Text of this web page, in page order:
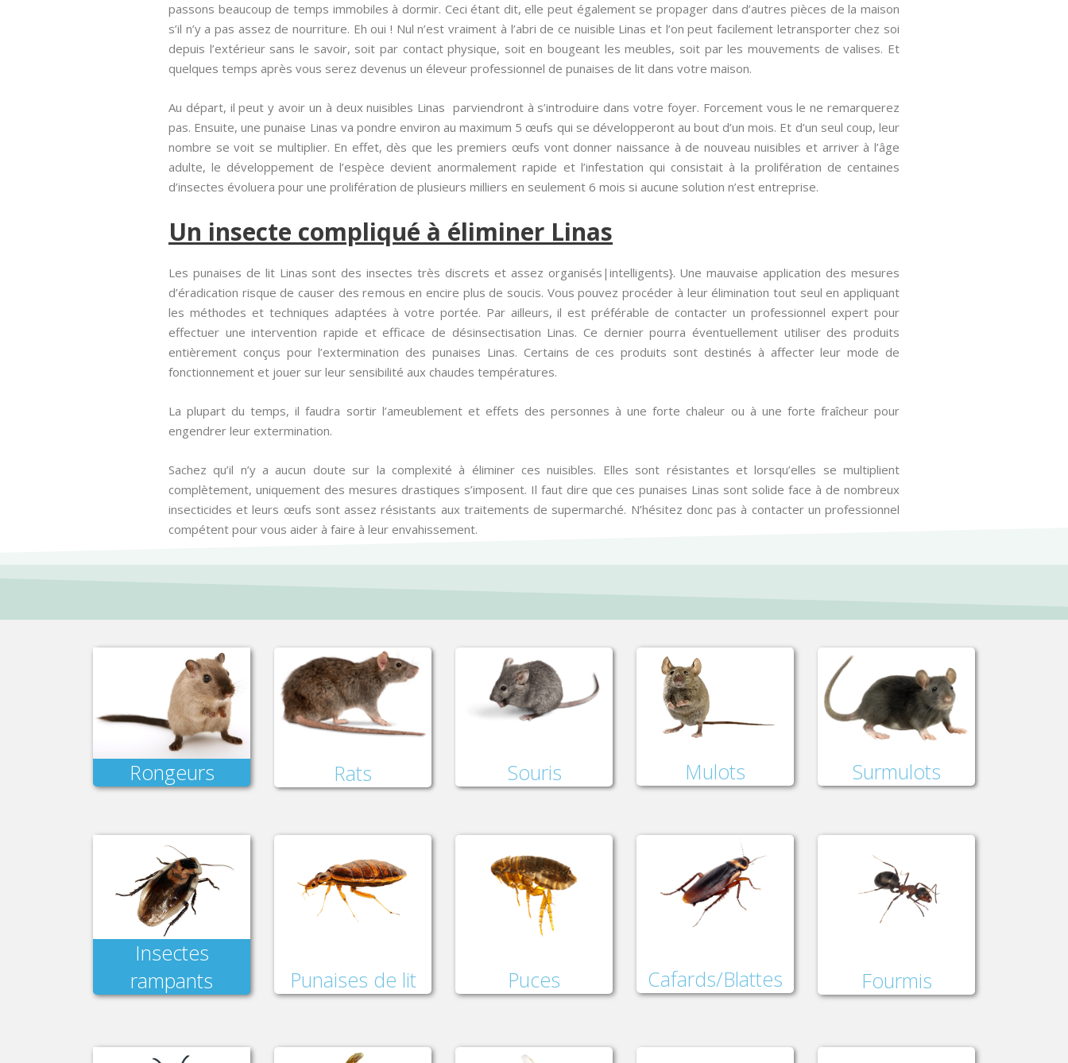
passons beaucoup de temps immobiles à dormir. Ceci étant dit, elle peut également se propager dans d’autres pièces de la maison
s’il n’y a pas assez de nourriture. Eh oui ! Nul n’est vraiment à l’abri de ce nuisible Linas et l’on peut facilement letransporter chez soi
depuis l’extérieur sans le savoir, soit par contact physique, soit en bougeant les meubles, soit par les mouvements de valises. Et
quelques temps après vous serez devenus un éleveur professionnel de punaises de lit dans votre maison.
Au départ, il peut y avoir un à deux nuisibles Linas parviendront à s’introduire dans votre foyer. Forcement vous le ne remarquerez
pas. Ensuite, une punaise Linas va pondre environ au maximum 5 œufs qui se développeront au bout d’un mois. Et d’un seul coup, leur
nombre se voit se multiplier. En effet, dès que les premiers œufs vont donner naissance à de nouveau nuisibles et arriver à l’âge
adulte, le développement de l’espèce devient anormalement rapide et l’infestation qui consistait à la prolifération de centaines
d’insectes évoluera pour une prolifération de plusieurs milliers en seulement 6 mois si aucune solution n’est entreprise.
Un insecte compliqué à éliminer Linas
Les punaises de lit Linas sont des insectes très discrets et assez organisés|intelligents}. Une mauvaise application des mesures
d’éradication risque de causer des remous en encire plus de soucis. Vous pouvez procéder à leur élimination tout seul en appliquant
les méthodes et techniques adaptées à votre portée. Par ailleurs, il est préférable de contacter un professionnel expert pour
effectuer une intervention rapide et efficace de désinsectisation Linas. Ce dernier pourra éventuellement utiliser des produits
entièrement conçus pour l’extermination des punaises Linas. Certains de ces produits sont destinés à affecter leur mode de
fonctionnement et jouer sur leur sensibilité aux chaudes températures.
La plupart du temps, il faudra sortir l’ameublement et effets des personnes à une forte chaleur ou à une forte fraîcheur pour
engendrer leur extermination.
Sachez qu’il n’y a aucun doute sur la complexité à éliminer ces nuisibles. Elles sont résistantes et lorsqu’elles se multiplient
complètement, uniquement des mesures drastiques s’imposent. Il faut dire que ces punaises Linas sont solide face à de nombreux
insecticides et leurs œufs sont assez résistants aux traitements de supermarché. N’hésitez donc pas à contacter un professionnel
compétent pour vous aider à faire à leur envahissement.
Rongeurs Rats Souris Mulots Surmulots
Insectes
rampants
Punaises de lit Puces Cafards/Blattes Fourmis